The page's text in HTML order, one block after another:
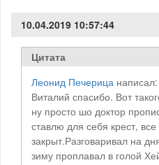
10.04.2019 10:57:44
Цитата
Леонид Печерица написал:
Виталий спасибо. Вот
ну просто шо доктор
ставлю для себя крест,
закрыт.Разговаривал на
зиму проплавал в голой